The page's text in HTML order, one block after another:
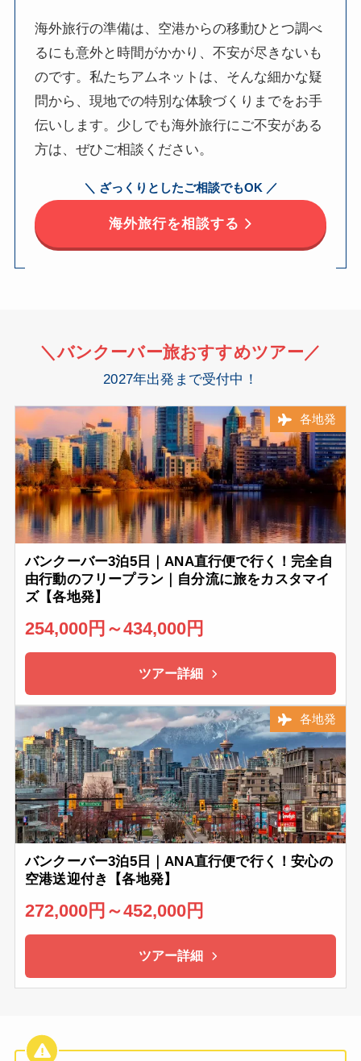
海外旅行の準備は、空港からの移動ひとつ調べ
るにも意外と時間がかかり、不安が尽きないも
のです。私たちアムネットは、そんな細かな疑
問から、現地での特別な体験づくりまでをお手
伝いします。少しでも海外旅行にご不安がある
方は、ぜひご相談ください。
＼ ざっくりとしたご相談でもOK ／
海外旅行を相談する
＼バンクーバー旅おすすめツアー／
2027年出発まで受付中！
各地発
バンクーバー3泊5日｜ANA直行便で行く！完全自
由行動のフリープラン｜自分流に旅をカスタマイ
ズ【各地発】
254,000円～434,000円
ツアー詳細
各地発
バンクーバー3泊5日｜ANA直行便で行く！安心の
空港送迎付き【各地発】
272,000円～452,000円
ツアー詳細